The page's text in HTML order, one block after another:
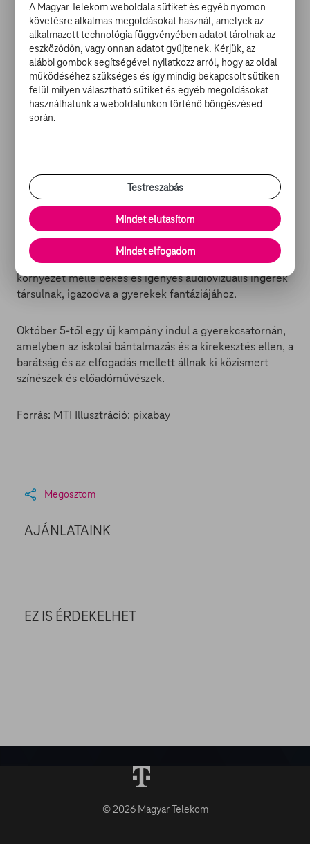
meghívást kapott Felméri Cecília magyar-román
koprodukcióban, Borbély Alexandra, Bogdan
Dumitrache és Kiss Diána Magdolna főszereplésével
készült Spirál című alkotása.
Megújul az M2 gyerekcsatorna
játékrepülő, ők mind a reklám- és erőszakmentes M2
gyerekcsatorna új barátai - hangzott el az M1 aktuális
csatorna csütörtöki műsorában.
A friss arculat is a csatorna ars poeticájának
szellemében készült, vagyis a biztonságos tartalmi
környezet mellé békés és igényes audiovizuális ingerek
társulnak, igazodva a gyerekek fantáziájához.
Október 5-től egy új kampány indul a gyerekcsatornán,
amelyben az iskolai bántalmazás és a kirekesztés ellen, a
barátság és az elfogadás mellett állnak ki közismert
színészek és előadóművészek.
Forrás: MTI Illusztráció: pixabay
Megosztom
AJÁNLATAINK
EZ IS ÉRDEKELHET
© 2026 Magyar Telekom
A Magyar Telekom weboldala sütiket és egyéb nyomon
követésre alkalmas megoldásokat használ, amelyek az
alkalmazott technológia függvényében adatot tárolnak az
eszközödön, vagy onnan adatot gyűjtenek. Kérjük, az
alábbi gombok segítségével nyilatkozz arról, hogy az oldal
működéséhez szükséges és így mindig bekapcsolt sütiken
felül milyen választható sütiket és egyéb megoldásokat
használhatunk a weboldalunkon történő böngészésed
során.
Testreszabás
Mindet elutasítom
Mindet elfogadom